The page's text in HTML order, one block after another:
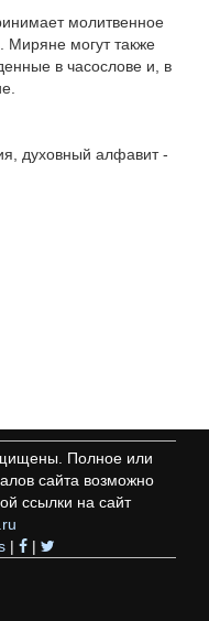
молитвенное
Миряне могут также
в часослове и, в
духовный алфавит -
Полное или
сайта возможно
ссылки на сайт
| |